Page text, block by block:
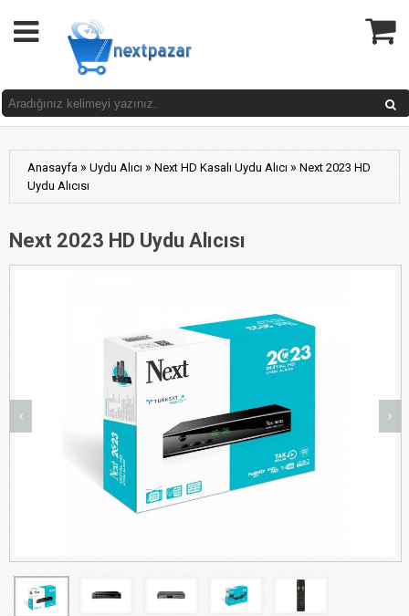
Anasayfa » Uydu Alıcı » Next HD Kasalı Uydu Alıcı » Next 2023 HD
Uydu Alıcısı
Next 2023 HD Uydu Alıcısı